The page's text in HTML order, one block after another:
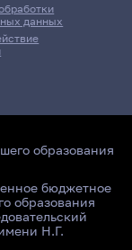
данных
образования
бюджетное
образования
Н.Г.